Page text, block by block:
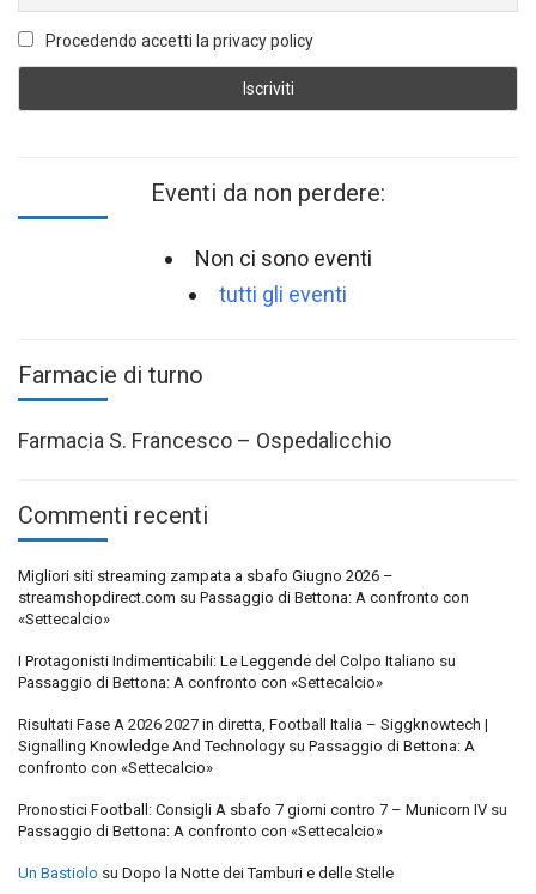
Procedendo accetti la privacy policy
Eventi da non perdere:
Non ci sono eventi
tutti gli eventi
Farmacie di turno
Farmacia S. Francesco – Ospedalicchio
Commenti recenti
Migliori siti streaming zampata a sbafo Giugno 2026 –
streamshopdirect.com su Passaggio di Bettona: A confronto con
«Settecalcio»
I Protagonisti Indimenticabili: Le Leggende del Colpo Italiano su
Passaggio di Bettona: A confronto con «Settecalcio»
Risultati Fase A 2026 2027 in diretta, Football Italia – Siggknowtech |
Signalling Knowledge And Technology su Passaggio di Bettona: A
confronto con «Settecalcio»
Pronostici Football: Consigli A sbafo 7 giorni contro 7 – Municorn IV su
Passaggio di Bettona: A confronto con «Settecalcio»
Un Bastiolo su Dopo la Notte dei Tamburi e delle Stelle